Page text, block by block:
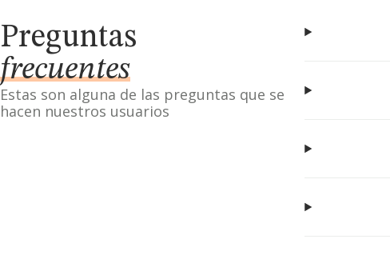
Preguntas
frecuentes
Estas son alguna de las preguntas que se
hacen nuestros usuarios